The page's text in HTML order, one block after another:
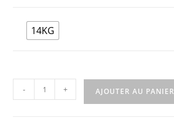
14KG
- + AJOUTER AU PANIER